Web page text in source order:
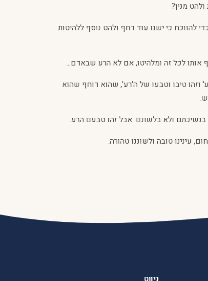
מנין?
להווכח כי ישנו עוד דחף ולהט נוסף ללהיטות
לכל זה ומלהיטו, אם לא הרע שבאדם...
טיבו וטבעו של ה'רע', שהוא דוחף שהוא
בנשיכתם ולא בלשונם. אבל זהו טבעם הרע.
עינינו טובה ולשוננו טהורה.